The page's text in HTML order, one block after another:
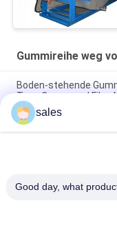
Gummireihe weg
Boden-stehende
Type Compound Film
Hohe
von abkühlender
Plc-Gummifilm-Reihe
sales
Good day, what